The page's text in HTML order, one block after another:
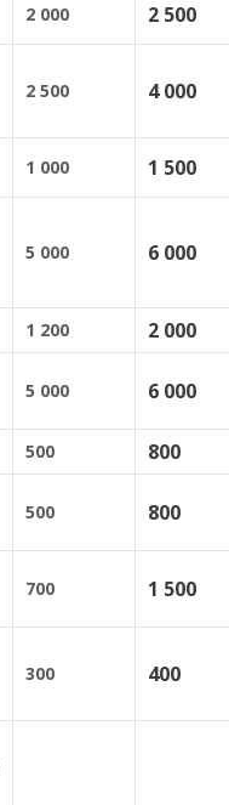
2 000 2 500
2 500 4 000
1 000 1 500
5 000 6 000
1 200 2 000
5 000 6 000
500 800
500 800
700 1 500
300 400